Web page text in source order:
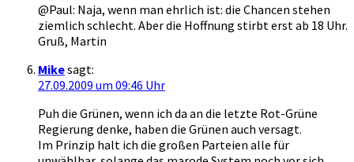
@Paul: Naja, wenn man ehrlich ist: die Chancen stehen
ziemlich schlecht. Aber die Hoffnung stirbt erst ab 18 Uhr.
Gruß, Martin
Mikesagt:
27.09.2009 um 09:46 Uhr
Puh die Grünen, wenn ich da an die letzte Rot-Grüne
Regierung denke, haben die Grünen auch versagt.
Im Prinzip halt ich die großen Parteien alle für